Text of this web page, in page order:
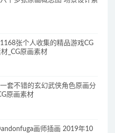
1168张个人收集的精品游戏CG
_CG原画素材
一套不错的玄幻武侠角色原画分
原画素材
画师插画 2019年10